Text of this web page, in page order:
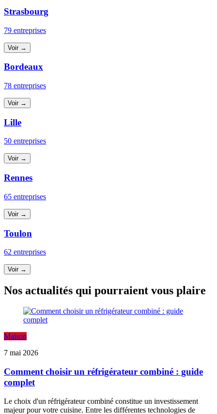
Strasbourg
79 entreprises
Voir →
Bordeaux
78 entreprises
Voir →
Lille
50 entreprises
Voir →
Rennes
65 entreprises
Voir →
Toulon
62 entreprises
Voir →
Nos actualités qui pourraient vous plaire
Maison
7 mai 2026
Comment choisir un réfrigérateur combiné : guide
complet
Le choix d'un réfrigérateur combiné constitue un investissement
majeur pour votre cuisine. Entre les différentes technologies de